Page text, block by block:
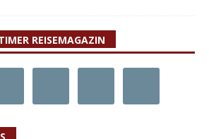
REISEMAGAZIN